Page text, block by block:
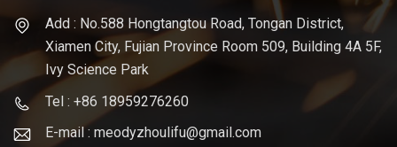
Add : No.588 Hongtangtou Road, Tongan District,
Xiamen City, Fujian Province Room 509, Building 4A 5F,
Ivy Science Park
Tel : +86 18959276260
E-mail : meodyzhoulifu@gmail.com